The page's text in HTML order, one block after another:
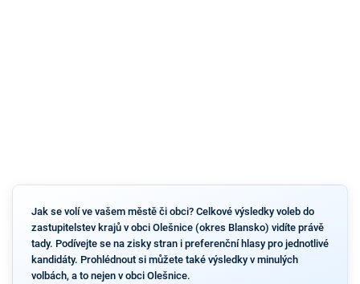
Jak se volí ve vašem městě či obci? Celkové výsledky voleb do
zastupitelstev krajů v obci Olešnice (okres Blansko) vidíte právě
tady. Podívejte se na zisky stran i preferenční hlasy pro jednotlivé
kandidáty. Prohlédnout si můžete také výsledky v minulých
volbách, a to nejen v obci Olešnice.